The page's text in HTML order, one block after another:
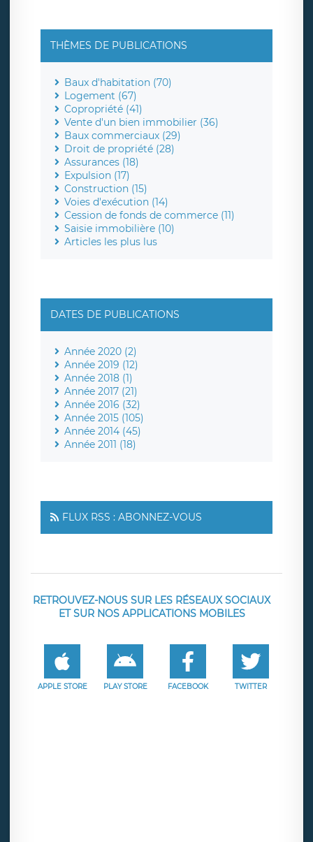
THÈMES DE PUBLICATIONS
Baux d'habitation (70)
Logement (67)
Copropriété (41)
Vente d'un bien immobilier (36)
Baux commerciaux (29)
Droit de propriété (28)
Assurances (18)
Expulsion (17)
Construction (15)
Voies d'exécution (14)
Cession de fonds de commerce (11)
Saisie immobilière (10)
Articles les plus lus
DATES DE PUBLICATIONS
Année 2020 (2)
Année 2019 (12)
Année 2018 (1)
Année 2017 (21)
Année 2016 (32)
Année 2015 (105)
Année 2014 (45)
Année 2011 (18)
FLUX RSS : ABONNEZ-VOUS
RETROUVEZ-NOUS SUR LES RÉSEAUX SOCIAUX
ET SUR NOS APPLICATIONS MOBILES
APPLE STORE PLAY STORE FACEBOOK TWITTER